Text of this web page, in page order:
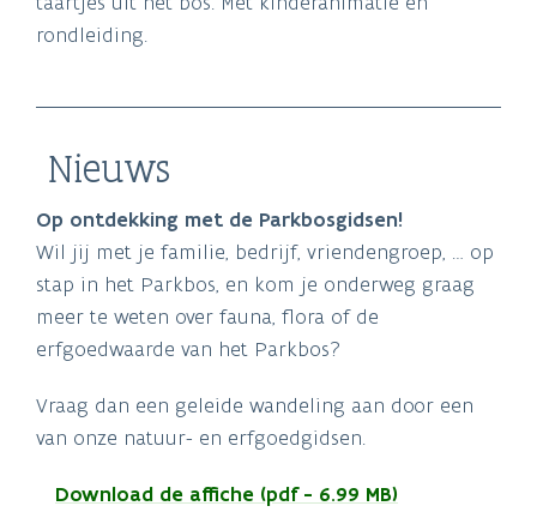
rondleiding.
Nieuws
Op ontdekking met de Parkbosgidsen!
Wil jij met je familie, bedrijf, vriendengroep, … op
stap in het Parkbos, en kom je onderweg graag
meer te weten over fauna, flora of de
erfgoedwaarde van het Parkbos?
Vraag dan een geleide wandeling aan door een
van onze natuur- en erfgoedgidsen.
Download de affiche (pdf - 6.99 MB)